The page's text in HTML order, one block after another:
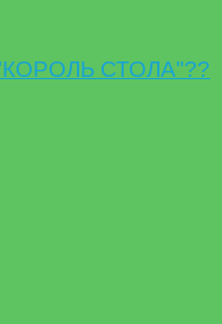
СТОЛА"??